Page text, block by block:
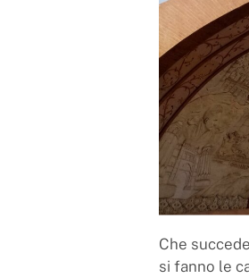
Che
si fanno le